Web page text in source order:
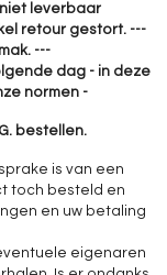
leverbaar
retour gestort. ---
---
dag - in deze
normen -
bestellen.
is van een
toch besteld en
en uw betaling
eigenaren